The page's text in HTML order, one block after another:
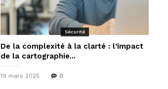
Sécurité
De la complexité à la clarté : l’impact
de la cartographie...
19 mars 2025 0